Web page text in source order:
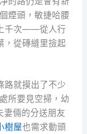
煙頭，敏捷哈腰
千次——從人行
，從磚縫里撿起
路就摸出了不少
所要見空掃，幼
妻倆的分送朋友
樹屋也需求動頭